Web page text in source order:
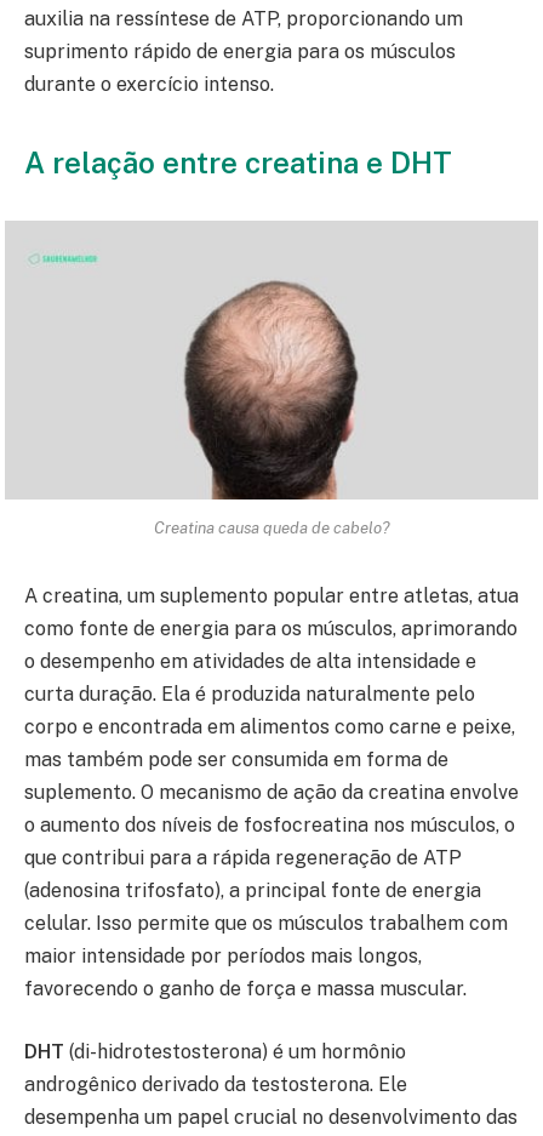
auxilia na ressíntese de ATP, proporcionando um
suprimento rápido de energia para os músculos
durante o exercício intenso.
A relação entre creatina e DHT
Creatina causa queda de cabelo?
A creatina, um suplemento popular entre atletas, atua
como fonte de energia para os músculos, aprimorando
o desempenho em atividades de alta intensidade e
curta duração. Ela é produzida naturalmente pelo
corpo e encontrada em alimentos como carne e peixe,
mas também pode ser consumida em forma de
suplemento. O mecanismo de ação da creatina envolve
o aumento dos níveis de fosfocreatina nos músculos, o
que contribui para a rápida regeneração de ATP
(adenosina trifosfato), a principal fonte de energia
celular. Isso permite que os músculos trabalhem com
maior intensidade por períodos mais longos,
favorecendo o ganho de força e massa muscular.
DHT (di-hidrotestosterona) é um hormônio
androgênico derivado da testosterona. Ele
desempenha um papel crucial no desenvolvimento das